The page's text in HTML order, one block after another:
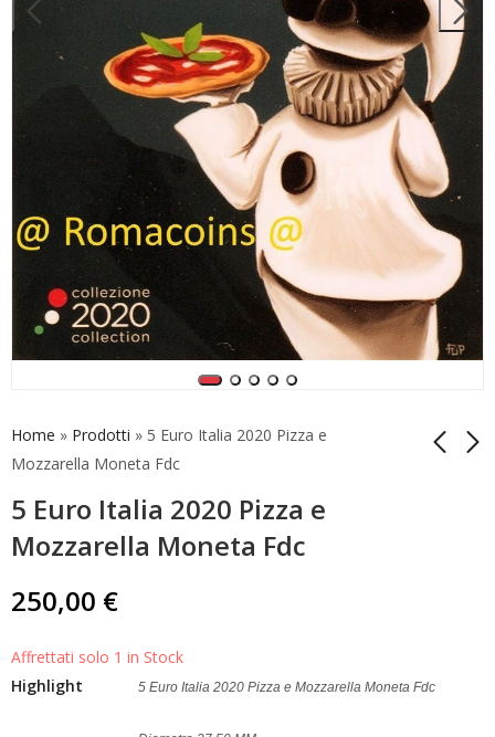
Home » Prodotti » 5 Euro Italia 2020 Pizza e
Mozzarella Moneta Fdc
5 Euro Italia 2020 Pizza e
Mozzarella Moneta Fdc
5 Euro Olivetti Rossa
250,00 €
Affrettati solo 1 in Stock
Highlight
5 Euro Italia 2020 Pizza e Mozzarella Moneta Fdc